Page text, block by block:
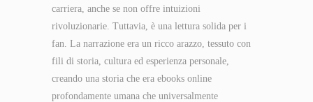
carriera, anche se non offre intuizioni
rivoluzionarie. Tuttavia, è una lettura solida per i
fan. La narrazione era un ricco arazzo, tessuto con
fili di storia, cultura ed esperienza personale,
creando una storia che era ebooks online
profondamente umana che universalmente